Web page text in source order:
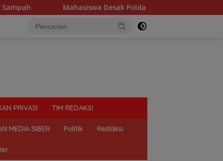
Mahasiswa Desak Polda Sumut Tutup Dugaan Lokasi
PRIVASI TIM REDAKSI
MEDIA SIBER Politik Redaksi